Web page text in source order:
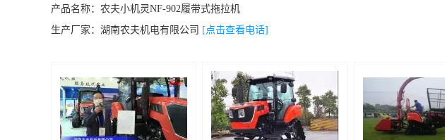
产品名称： 农夫小机灵NF-902履带式拖拉机
生产厂家： 湖南农夫机电有限公司 [点击查看电话]